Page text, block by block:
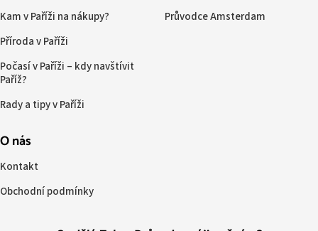
Kam v Paříži na nákupy?
Příroda v Paříži
Počasí v Paříži – kdy navštívit
Paříž?
Rady a tipy v Paříži
Průvodce Amsterdam
O nás
Kontakt
Obchodní podmínky